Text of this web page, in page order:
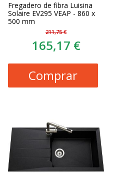
Fregadero de fibra Luisina
Solaire EV295 VEAP - 860 x
500 mm
211,75 €
165,17 €
Comprar